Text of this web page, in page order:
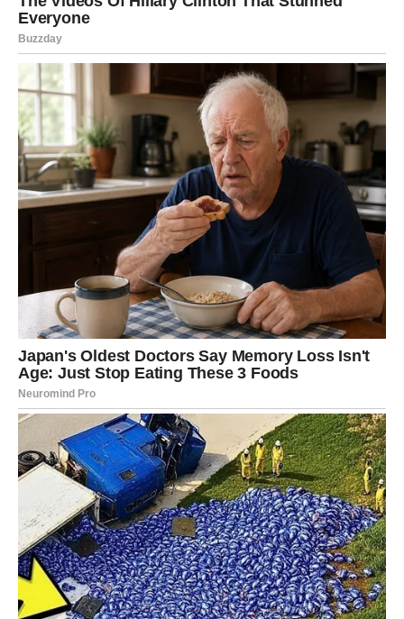
Izgubljen U Zaboravu
Osim lične tuge, Đulkica se osvrće i na to kako su mnogi sa
estrade zaboravili Sinana Sakića, iako su neki od njih izgradili
svoje karijere na njegovim pesmama. “Ne to što ga nema,
nego to što su ga zaboravili brže nego što su mogli da